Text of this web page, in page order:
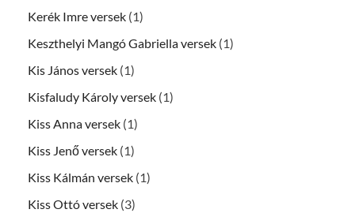
Kerék Imre versek (1)
Keszthelyi Mangó Gabriella versek (1)
Kis János versek (1)
Kisfaludy Károly versek (1)
Kiss Anna versek (1)
Kiss Jenő versek (1)
Kiss Kálmán versek (1)
Kiss Ottó versek (3)